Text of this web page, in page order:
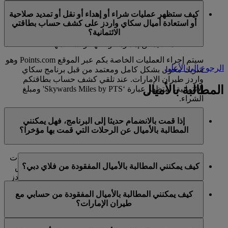
يستخدمون حسابا شخصيا في برنامج سكاي واردز لطيران
الإمارات ولا تنطبق على حسابات برنامج العائلة. وهذا يعني أنه
لا يمكن شراء أميال سكاي واردز إضافية لحسابات برنامج
العائلة، كما لا يمكن إهداؤها أو نقلها أو استعادتها.
كيف ستظهر عمليات شراء أو إهداء أو نقل أو تمديد صلاحية
أو استعادة أميال سكاي واردز على كشف حساب بطاقتي
الائتمانية؟
سيتم إجراء العمليات الخاصة بكم عبر الموقع Points.com وهو
شريك مخول بشكل كامل ومعتمد من قبل برنامج سكاي
واردز طيران الإمارات. عند تلقي كشف حساب بطاقتكم
الائتمانية، ستظهر عبارة ‘Skywards Miles by PTS' ومبلغ
الشراء.
يرجى زيارة هذهالصفحة للحصول على المزيد من المعلومات.
الرجوع إلى الأعلى
المطالبة بالأميال
إذا قمت بالانضمام حديثا إلى البرنامج، فهل يمكنني
المطالبة بالأميال عن الرحلات التي قمت بها مؤخرا؟
نعم، يمكن للأعضاء الجدد المطالبة بالأميال بالنسبة للرحلات
التي تم القيام بها مع طيران الإمارات وفلاي دبي وكوانتاس
قبل ما يصل إلى شهرين من تاريخ التسجيل في سكاي واردز
ومع ذلك، فإن أي معاملات أخرى، مثل الرحلات مع الخطوط
كيف يمكنني المطالبة بالأميال المفقودة من فلاي دبي؟
تسجيل الدخول وإرسال مطالبة عبر الإنترنت على الموقع
كيف يمكنني المطالبة بالأميال المفقودة من حسابي مع
طيران الإمارات؟